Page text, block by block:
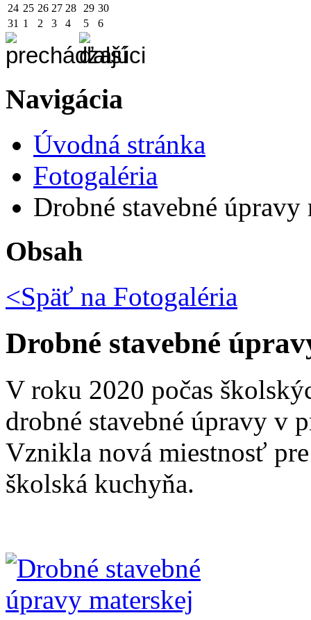
24 25 26 27 28 29 30
31 1 2 3 4 5 6
Navigácia
Úvodná stránka
Fotogaléria
Drobné stavebné
Obsah
<Späť na Fotogaléria
Drobné stavebné
V roku 2020 počas
drobné stavebné úpravy v
Vznikla nová miestnosť
školská kuchyňa.